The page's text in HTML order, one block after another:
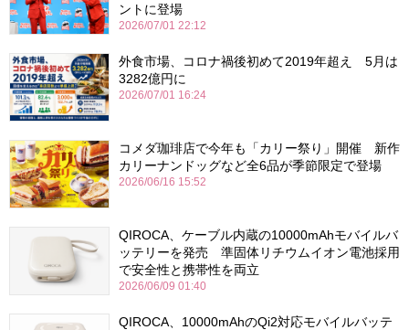
ントに登場
2026/07/01 22:12
外食市場、コロナ禍後初めて2019年超え 5月は
3282億円に
2026/07/01 16:24
コメダ珈琲店で今年も「カリー祭り」開催 新作
カリーナンドッグなど全6品が季節限定で登場
2026/06/16 15:52
QIROCA、ケーブル内蔵の10000mAhモバイルバ
ッテリーを発売 準固体リチウムイオン電池採用
で安全性と携帯性を両立
2026/06/09 01:40
QIROCA、10000mAhのQi2対応モバイルバッテ